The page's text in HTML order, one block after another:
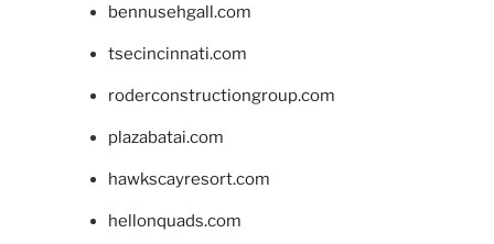
bennusehgall.com
tsecincinnati.com
roderconstructiongroup.com
plazabatai.com
hawkscayresort.com
hellonquads.com